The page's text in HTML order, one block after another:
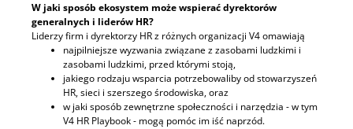
W jaki sposób ekosystem może wspierać dyrektorów
generalnych i liderów HR?
Liderzy firm i dyrektorzy HR z różnych organizacji V4 omawiają
najpilniejsze wyzwania związane z zasobami ludzkimi i
zasobami ludzkimi, przed którymi stoją,
jakiego rodzaju wsparcia potrzebowaliby od stowarzyszeń
HR, sieci i szerszego środowiska, oraz
w jaki sposób zewnętrzne społeczności i narzędzia - w tym
V4 HR Playbook - mogą pomóc im iść naprzód.